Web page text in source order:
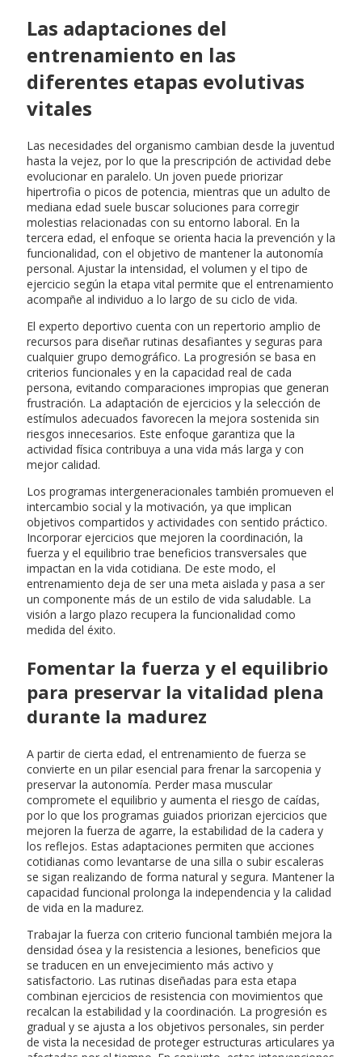
Las adaptaciones del
entrenamiento en las
diferentes etapas evolutivas
vitales
Las necesidades del organismo cambian desde la juventud
hasta la vejez, por lo que la prescripción de actividad debe
evolucionar en paralelo. Un joven puede priorizar
hipertrofia o picos de potencia, mientras que un adulto de
mediana edad suele buscar soluciones para corregir
molestias relacionadas con su entorno laboral. En la
tercera edad, el enfoque se orienta hacia la prevención y la
funcionalidad, con el objetivo de mantener la autonomía
personal. Ajustar la intensidad, el volumen y el tipo de
ejercicio según la etapa vital permite que el entrenamiento
acompañe al individuo a lo largo de su ciclo de vida.
El experto deportivo cuenta con un repertorio amplio de
recursos para diseñar rutinas desafiantes y seguras para
cualquier grupo demográfico. La progresión se basa en
criterios funcionales y en la capacidad real de cada
persona, evitando comparaciones impropias que generan
frustración. La adaptación de ejercicios y la selección de
estímulos adecuados favorecen la mejora sostenida sin
riesgos innecesarios. Este enfoque garantiza que la
actividad física contribuya a una vida más larga y con
mejor calidad.
Los programas intergeneracionales también promueven el
intercambio social y la motivación, ya que implican
objetivos compartidos y actividades con sentido práctico.
Incorporar ejercicios que mejoren la coordinación, la
fuerza y el equilibrio trae beneficios transversales que
impactan en la vida cotidiana. De este modo, el
entrenamiento deja de ser una meta aislada y pasa a ser
un componente más de un estilo de vida saludable. La
visión a largo plazo recupera la funcionalidad como
medida del éxito.
Fomentar la fuerza y el equilibrio
para preservar la vitalidad plena
durante la madurez
A partir de cierta edad, el entrenamiento de fuerza se
convierte en un pilar esencial para frenar la sarcopenia y
preservar la autonomía. Perder masa muscular
compromete el equilibrio y aumenta el riesgo de caídas,
por lo que los programas guiados priorizan ejercicios que
mejoren la fuerza de agarre, la estabilidad de la cadera y
los reflejos. Estas adaptaciones permiten que acciones
cotidianas como levantarse de una silla o subir escaleras
se sigan realizando de forma natural y segura. Mantener la
capacidad funcional prolonga la independencia y la calidad
de vida en la madurez.
Trabajar la fuerza con criterio funcional también mejora la
densidad ósea y la resistencia a lesiones, beneficios que
se traducen en un envejecimiento más activo y
satisfactorio. Las rutinas diseñadas para esta etapa
combinan ejercicios de resistencia con movimientos que
recalcan la estabilidad y la coordinación. La progresión es
gradual y se ajusta a los objetivos personales, sin perder
de vista la necesidad de proteger estructuras articulares ya